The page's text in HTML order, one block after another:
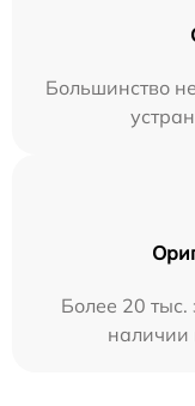
Большинство
Более 20 тыс.
наличии